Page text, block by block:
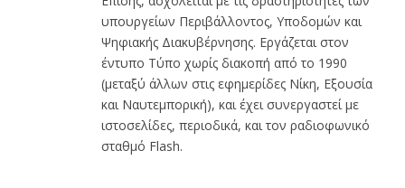
υπουργείων Περιβάλλοντος, Υποδομών και
Ψηφιακής Διακυβέρνησης. Εργάζεται στον
έντυπο Τύπο χωρίς διακοπή από το 1990
(μεταξύ άλλων στις εφημερίδες Νίκη, Εξουσία
και Ναυτεμπορική), και έχει συνεργαστεί με
ιστοσελίδες, περιοδικά, και τον ραδιοφωνικό
σταθμό Flash.